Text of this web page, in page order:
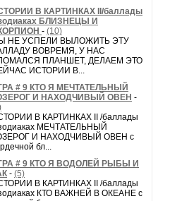
В КАРТИНКАХ II/баллады
БЛИЗНЕЦЫ И
- (10)
НЕ УСПЕЛИ ВЫЛОЖИТЬ ЭТУ
ВОВРЕМЯ, У НАС
ПЛАНШЕТ, ДЕЛАЕМ ЭТО
ИСТОРИИ В...
# 9 КТО Я МЕЧТАТЕЛЬНЫЙ
И НАХОДЧИВЫЙ ОВЕН -
В КАРТИНКАХ II /баллады
МЕЧТАТЕЛЬНЫЙ
И НАХОДЧИВЫЙ ОВЕН с
бл...
# 9 КТО Я ВОДОЛЕЙ РЫБЫ И
- (5)
В КАРТИНКАХ II /баллады
КТО ВАЖНЕЙ В ОКЕАНЕ с